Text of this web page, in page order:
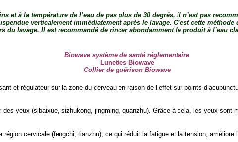
et à la température de l’eau de pas plus de 30 degrés, il n’est pas
verticalement immédiatement après le lavage. C’est cette
du lavage. Il est recommandé de rincer abondamment le produit à l’eau
Biowave système de santé réglementaire
Lunettes Biowave
Collier de guérison Biowave
et régulateur sur la zone du cerveau en raison de l’effet sur points
des yeux (sibaixue, sizhukong, jingming, quanzhu). Grâce à cela, les yeux sont
région cervicale (fengchi, tianzhu), ce qui réduit la fatigue et la tension, améliore